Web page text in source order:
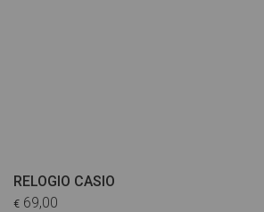
RELOGIO CASIO
€ 69,00